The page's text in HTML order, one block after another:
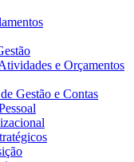
e Orçamentos
Gestão e Contas